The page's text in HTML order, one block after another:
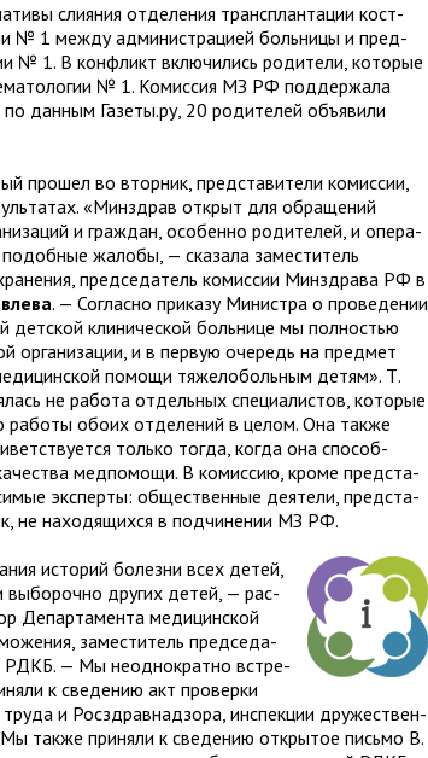
сли­я­ния отде­ле­ния транс­план­та­ции кост­
№ 1 между адми­ни­стра­цией боль­ницы и пред­
№ 1. В кон­фликт вклю­чи­лись роди­тели, кото­рые
№ 1. Комиссия МЗ РФ под­дер­жала
дан­ным Газеты.ру, 20 роди­те­лей объ­явили
про­шел во втор­ник, пред­ста­ви­тели комис­сии,
«Минздрав открыт для обра­ще­ний
и граж­дан, осо­бенно роди­те­лей, и опе­ра­
подоб­ные жалобы, — ска­зала заме­сти­тель
пред­се­да­тель комис­сии Минздрава РФ в
. — Согласно при­казу Министра о про­ве­де­нии
дет­ской кли­ни­че­ской боль­нице мы пол­но­стью
орга­ни­за­ции, и в первую оче­редь на пред­мет
помощи тяже­ло­боль­ным детям». Т.
не работа отдель­ных спе­ци­а­ли­стов, кото­рые
работы обоих отде­ле­ний в целом. Она также
только тогда, когда она спо­соб­
мед­помощи. В комис­сию, кроме пред­ста­
экс­перты: обще­ствен­ные дея­тели, пред­ста­
не нахо­дя­щихся в под­чи­не­нии МЗ РФ.
исто­рий болезни всех детей,
дру­гих детей, — рас­
Депар­та­мента меди­цин­ской
заме­сти­тель пред­се­да­
РДКБ. — Мы неод­но­кратно встре­
к све­де­нию акт про­верки
и Росздравнад­зора, инспек­ции дру­же­ствен­
также при­няли к све­де­нию откры­тое письмо В.